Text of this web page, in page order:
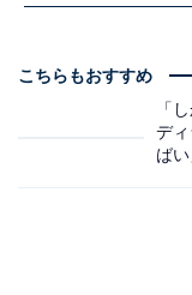
こちらもおすすめ
「
デ
ばい